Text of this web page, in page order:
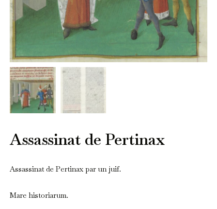
Assassinat de Pertinax
Assassinat de Pertinax par un juif.
Mare historiarum.